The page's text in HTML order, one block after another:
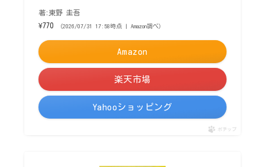
著:東野 圭吾
¥770
（2026/07/31 17:58時点 | Amazon調べ）
Amazon
楽天市場
Yahooショッピング
ポチップ